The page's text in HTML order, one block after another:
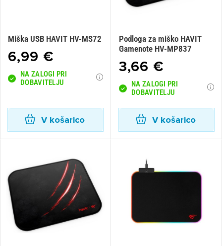
Miška USB HAVIT HV-MS72
6,99 €
NA ZALOGI PRI
DOBAVITELJU
V košarico
Podloga za miško HAVIT
Gamenote HV-MP837
3,66 €
NA ZALOGI PRI
DOBAVITELJU
V košarico